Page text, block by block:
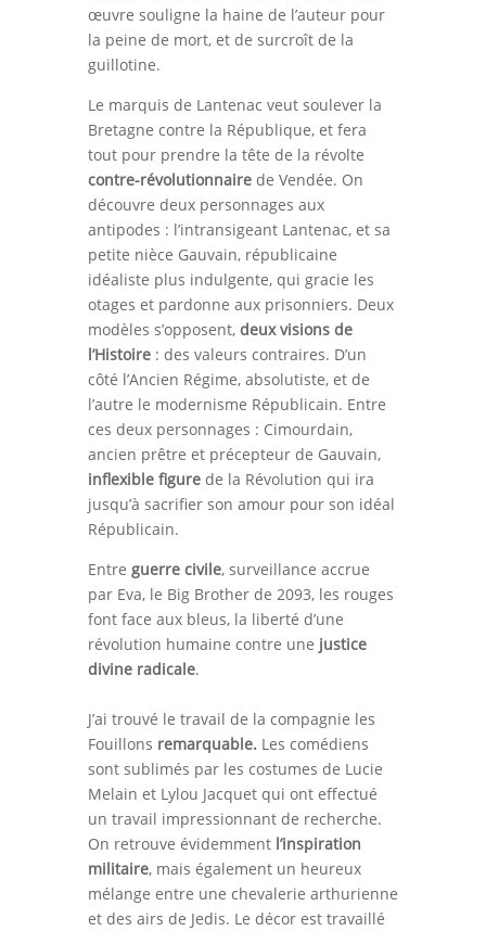
œuvre souligne la haine de l’auteur pour
la peine de mort, et de surcroît de la
guillotine.
Le marquis de Lantenac veut soulever la
Bretagne contre la République, et fera
tout pour prendre la tête de la révolte
contre-révolutionnairede Vendée. On
découvre deux personnages aux
antipodes : l’intransigeant Lantenac, et sa
petite nièce Gauvain, républicaine
idéaliste plus indulgente, qui gracie les
otages et pardonne aux prisonniers. Deux
modèles s’opposent, deux visions de
l’Histoire: des valeurs contraires. D’un
côté l’Ancien Régime, absolutiste, et de
l’autre le modernisme Républicain. Entre
ces deux personnages : Cimourdain,
ancien prêtre et précepteur de Gauvain,
inflexible figure de la Révolution qui ira
jusqu’à sacrifier son amour pour son idéal
Républicain.
Entre guerre civile, surveillance accrue
par Eva, le Big Brother de 2093, les rouges
font face aux bleus, la liberté d’une
révolution humaine contre une justice
divine radicale.
J’ai trouvé le travail de la compagnie les
Fouillons remarquable.Les comédiens
sont sublimés par les costumes de Lucie
Melain et Lylou Jacquet qui ont effectué
un travail impressionnant de recherche.
On retrouve évidemment l’inspiration
militaire, mais également un heureux
mélange entre une chevalerie arthurienne
et des airs de Jedis. Le décor est travaillé